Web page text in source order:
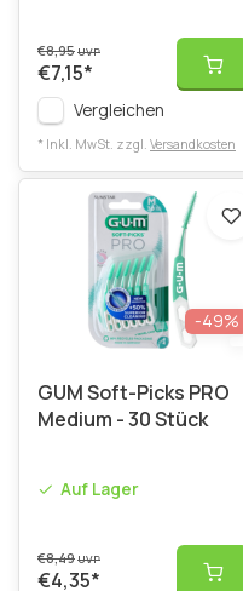
€8,95UVP
€7,15*
Vergleichen
* Inkl. MwSt. zzgl. Versandkosten
-49%
GUM Soft-Picks PRO
Medium - 30 Stück
Auf Lager
€8,49UVP
€4,35*